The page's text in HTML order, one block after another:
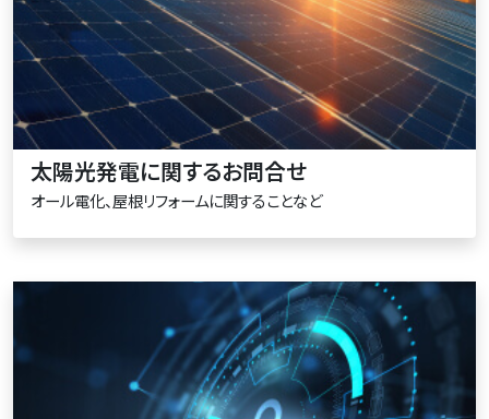
太陽光発電に関するお問合せ
オール電化、屋根リフォームに関することなど